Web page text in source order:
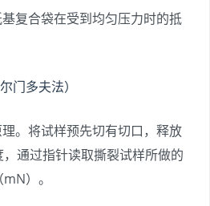
复合袋在受到均匀压力时的抵
门多夫法）
。将试样预先切有切口，释放
通过指针读取撕裂试样所做的
）。